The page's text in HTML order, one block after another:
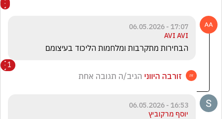
17:07 - 06.05.2026
AVI AVI
הבחירות מתקרבות ומלחמות הליכוד בעיצומם
1
זורבה היווני הגיב/ה תגובה אחת
16:53 - 06.05.2026
יוסף מרקוביץ